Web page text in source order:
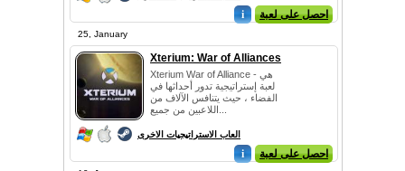
i احصل على لعبة
25, January
Xterium: War of Alliances
Xterium War of Alliance - هي
لعبة إستراتيجية تدور أحداثها في
الفضاء ، حيث يتنافس الآلاف من
العاب الاستراتيجيات الاخرى
i احصل على لعبة